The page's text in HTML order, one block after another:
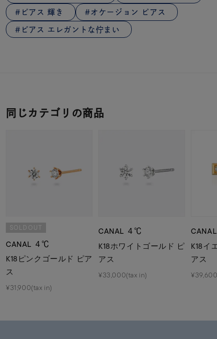
ピアス 輝き オケージョン ピアス
ピアス エレガントな佇まい
同じカテゴリの商品
SOLDOUT
CANAL ４℃
K18ピンクゴールド ピア
ス
¥31,900(tax in)
CANAL ４℃
K18ホワイトゴールド ピ
アス
¥33,000(tax in)
K18イ
アス